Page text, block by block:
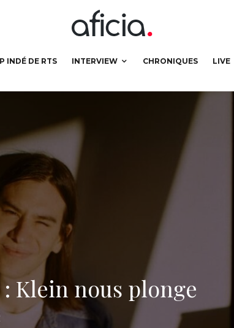
INDÉ DE RTS INTERVIEW CHRONIQUES LIVE
Klein nous plonge